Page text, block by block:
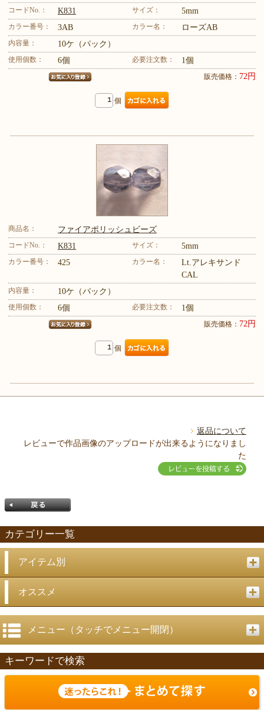
コードNo.： K831 サイズ： 5mm
カラー番号： 3AB カラー名： ローズAB
内容量： 10ケ（パック）
使用個数： 6個 必要注文数： 1個
販売価格： 72円
個
商品名： ファイアポリッシュビーズ
コードNo.： K831 サイズ： 5mm
カラー番号： 425 カラー名：
Lt.アレキサンド
CAL
内容量： 10ケ（パック）
使用個数： 6個 必要注文数： 1個
販売価格： 72円
個
返品について
レビューで作品画像のアップロードが出来るようになりまし
た
カテゴリー一覧
アイテム別
オススメ
メニュー（タッチでメニュー開閉）
キーワードで検索